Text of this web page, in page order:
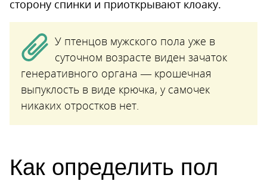
сторону спинки и приоткрывают клоаку.
У птенцов мужского пола уже в
суточном возрасте виден зачаток
генеративного органа — крошечная
выпуклость в виде крючка, у самочек
никаких отростков нет.
Как определить пол